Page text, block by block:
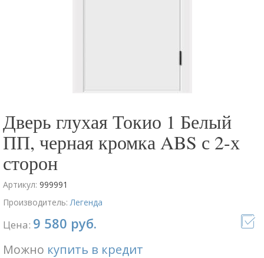
Дверь глухая Токио 1 Белый
ПП, черная кромка ABS с 2-х
сторон
Артикул: 999991
Производитель:Легенда
Цена: 9 580 руб.
Можно купить в кредит